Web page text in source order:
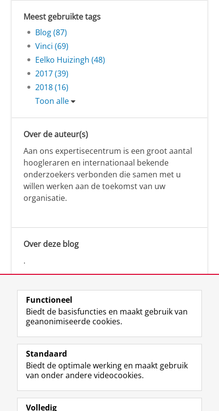
Meest gebruikte tags
Blog (87)
Vinci (69)
Eelko Huizingh (48)
2017 (39)
2018 (16)
Toon alle
Over de auteur(s)
Aan ons expertisecentrum is een groot aantal
hoogleraren en internationaal bekende
onderzoekers verbonden die samen met u
willen werken aan de toekomst van uw
organisatie.
Over deze blog
.
Volg de RUG
F
a
e
b
o
L
i
k
e
I
R
S
-
f
e
I
n
t
r
Y
o
T
e
Studiekiezers
Alumni
Functioneel
Biedt de basisfuncties en maakt gebruik van
geanonimiseerde cookies.
Standaard
Biedt de optimale werking en maakt gebruik
van onder andere videocookies.
Volledig